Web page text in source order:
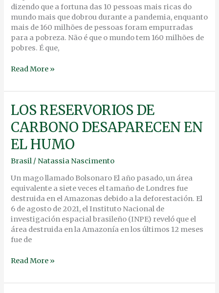
dizendo que a fortuna das 10 pessoas mais ricas do
mundo mais que dobrou durante a pandemia, enquanto
mais de 160 milhões de pessoas foram empurradas
para a pobreza. Não é que o mundo tem 160 milhões de
pobres. É que,
Read More »
LOS RESERVORIOS DE
CARBONO DESAPARECEN EN
EL HUMO
Brasil /Natassia Nascimento
Un mago llamado Bolsonaro El año pasado, un área
equivalente a siete veces el tamaño de Londres fue
destruida en el Amazonas debido a la deforestación. El
6 de agosto de 2021, el Instituto Nacional de
investigación espacial brasileño (INPE) reveló que el
área destruida en la Amazonía en los últimos 12 meses
fue de
LOS
RESERVORIOS
DE
CARBONO
DESAPARECEN
EN
HUMO
Read More »